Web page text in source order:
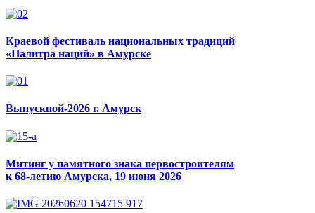
Краевой фестиваль национальных традиций
«Палитра наций» в Амурске
Выпускной-2026 г. Амурск
Митинг у памятного знака первостроителям
к 68-летию Амурска, 19 июня 2026